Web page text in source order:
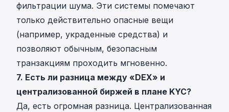
фильтрации шума. Эти системы помечают
только действительно опасные вещи
(например, украденные средства) и
позволяют обычным, безопасным
транзакциям проходить мгновенно.
7. Есть ли разница между «DEX» и
централизованной биржей в плане KYC?
Да, есть огромная разница. Централизованная